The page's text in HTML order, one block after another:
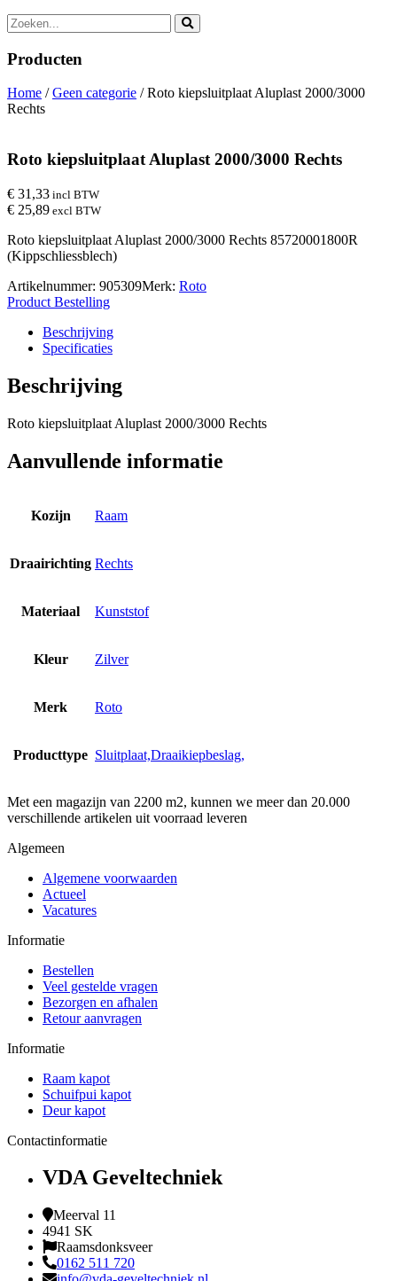
Producten
Home /Geen categorie / Roto kiepsluitplaat Aluplast 2000/3000
Rechts
Roto kiepsluitplaat Aluplast 2000/3000 Rechts
€ 31,33 incl BTW
€ 25,89 excl BTW
Roto kiepsluitplaat Aluplast 2000/3000 Rechts 85720001800R
(Kippschliessblech)
Artikelnummer: 905309Merk: Roto
Product Bestelling
Beschrijving
Specificaties
Beschrijving
Roto kiepsluitplaat Aluplast 2000/3000 Rechts
Aanvullende informatie
Kozijn Raam
Draairichting Rechts
Materiaal Kunststof
Kleur Zilver
Merk Roto
Producttype Sluitplaat,Draaikiepbeslag,
Met een magazijn van 2200 m2, kunnen we meer dan 20.000
verschillende artikelen uit voorraad leveren
Algemeen
Algemene voorwaarden
Actueel
Vacatures
Informatie
Bestellen
Veel gestelde vragen
Bezorgen en afhalen
Retour aanvragen
Informatie
Raam kapot
Schuifpui kapot
Deur kapot
Contactinformatie
VDA Geveltechniek
Meerval 11
4941 SK
Raamsdonksveer
0162 511 720